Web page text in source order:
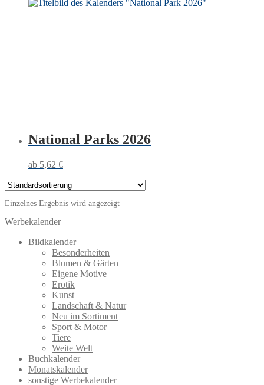
National Parks 2026
5,62 €
Einzelnes Ergebnis wird angezeigt
Werbekalender
Bildkalender
Besonderheiten
Blumen & Gärten
Eigene Motive
Erotik
Kunst
Landschaft & Natur
Neu im Sortiment
Sport & Motor
Tiere
Weite Welt
Buchkalender
Monatskalender
sonstige Werbekalender